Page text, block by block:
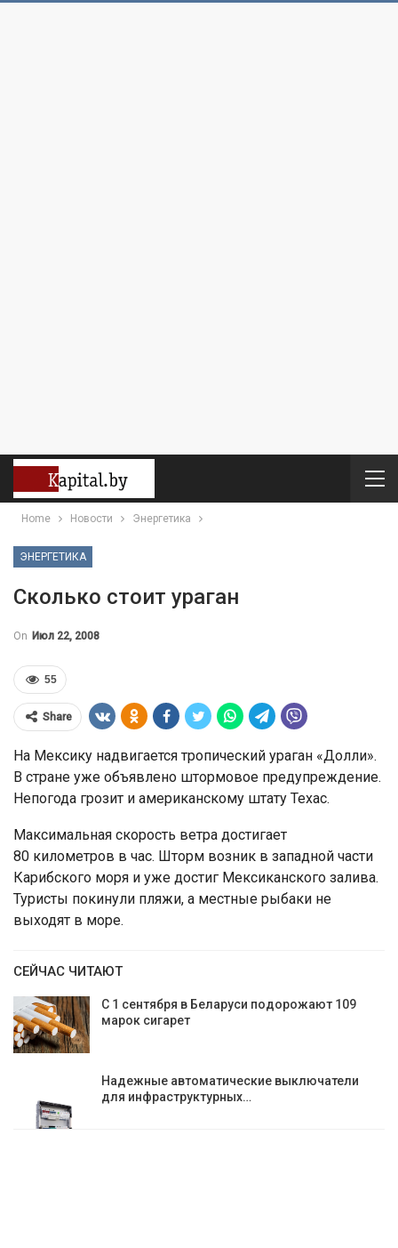
Home Новости Энергетика
ЭНЕРГЕТИКА
Сколько стоит ураган
On Июл 22, 2008
55
Share
На Мексику надвигается тропический ураган «Долли».
В стране уже объявлено штормовое предупреждение.
Непогода грозит и американскому штату Техас.
Максимальная скорость ветра достигает
80 километров в час. Шторм возник в западной части
Карибского моря и уже достиг Мексиканского залива.
Туристы покинули пляжи, а местные рыбаки не
выходят в море.
СЕЙЧАС ЧИТАЮТ
С 1 сентября в Беларуси подорожают 109
марок сигарет
Надежные автоматические выключатели
для инфраструктурных…